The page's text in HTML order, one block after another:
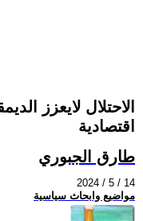
الاحتلال لايعزز
اقتصادية
طارق الجبوري
2024 / 5 / 14
مواضيع وابحاث سياسية